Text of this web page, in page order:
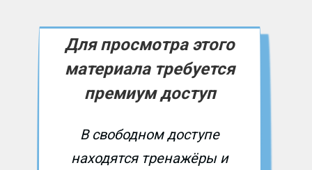
Для просмотра этого
материала требуется
премиум доступ
В свободном доступе
находятся тренажёры и